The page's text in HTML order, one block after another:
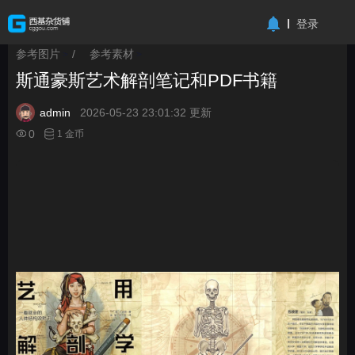
登录
参考图片 / 参考素材
斯通豪斯艺术解剖笔记和PDF书籍
admin
2026-05-23 23:01:32 更新
0
1 金币